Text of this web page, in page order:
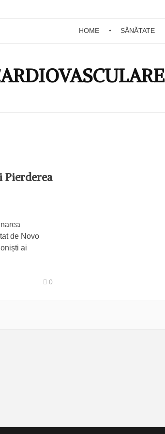
HOME SĂNĂTATE
Pierderea
de Novo
ai
0